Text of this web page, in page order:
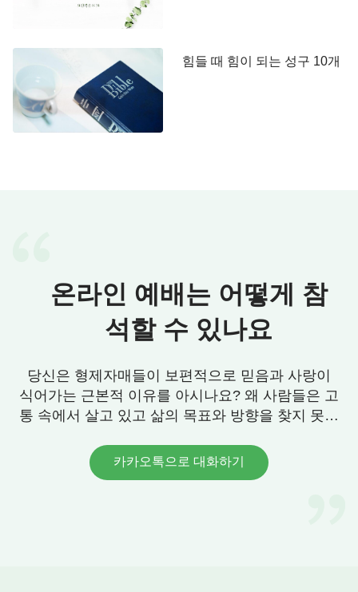
힘들 때 힘이 되는 성구 10개
온라인 예배는 어떻게 참
석할 수 있나요
당신은 형제자매들이 보편적으로 믿음과 사랑이
식어가는 근본적 이유를 아시나요? 왜 사람들은 고
통 속에서 살고 있고 삶의 목표와 방향을 찾지 못할
카카오톡으로 대화하기